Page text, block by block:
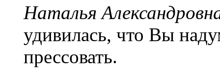
Наталья
удивилась, что Вы
прессовать.